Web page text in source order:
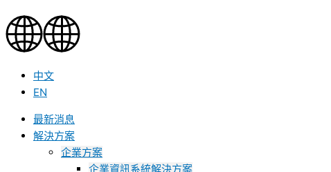
中文
EN
最新消息
解決方案
企業方案
企業資訊系統解決方案